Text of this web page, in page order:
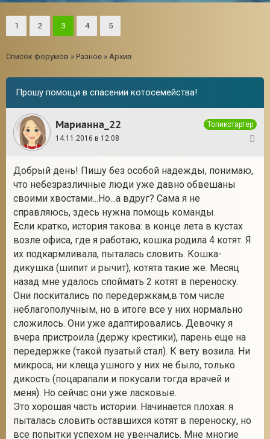
1 2 3 4 5
Список форумов » Разное » Архив
Прошу помощи в спасении котосемейства!
Марианна_22
Топикстартер
14.11.2016 в 12:08
Добрый день! Пишу без особой надежды, понимаю,
что небезразличные люди уже давно обвешаны
своими хвостами...Но...а вдруг? Сама я не
справляюсь, здесь нужна помощь команды.
Если кратко, история такова: в конце лета в кустах
возле офиса, где я работаю, кошка родила 4 котят. Я
их подкармливала, пыталась словить. Кошка-
дикушка (шипит и рычит), котята такие же. Месяц
назад мне удалось споймать 2 котят в переноску.
Они поскитались по передержкам,в том числе
неблагополучным, но в итоге все у них нормально
сложилось. Они уже адаптировались. Девочку я
вчера пристроила (держу крестики), парень еще на
передержке (такой пузатый стал). К вету возила. Ни
микроса, ни клеща ушного у них не было, только
дикость (поцарапали и покусали тогда врачей и
меня). Но сейчас они уже ласковые.
Это хорошая часть истории. Начинается плохая: я
пыталась словить оставшихся котят в переноску, но
все попытки успехом не увенчались. Мне многие